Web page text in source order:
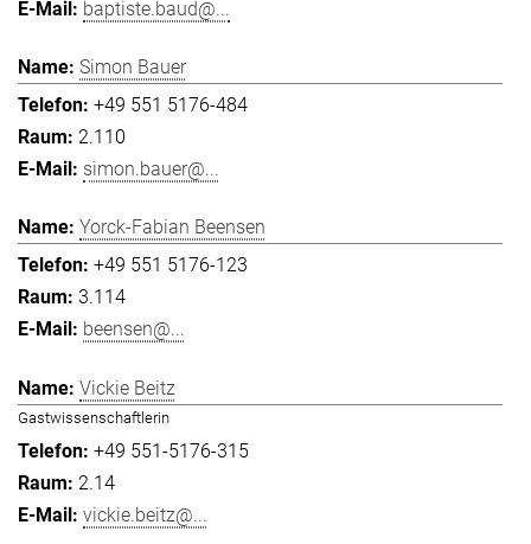
baptiste.baud@...
Simon Bauer
+49 551 5176-484
2.110
simon.bauer@...
Yorck-Fabian Beensen
+49 551 5176-123
3.114
beensen@...
Vickie Beitz
Gastwissenschaftlerin
+49 551-5176-315
2.14
vickie.beitz@...